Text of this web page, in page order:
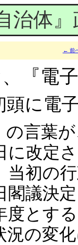
治体
← 前
『電
に電
言葉
に改定
当初の
閣議決
度とす
況の変